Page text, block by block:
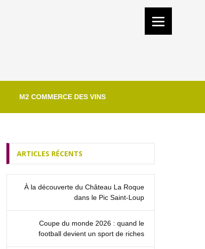
M2 COMMERCE DES VINS
ARTICLES RÉCENTS
À la découverte du Château La Roque
dans le Pic Saint‑Loup
Coupe du monde 2026 : quand le
football devient un sport de riches